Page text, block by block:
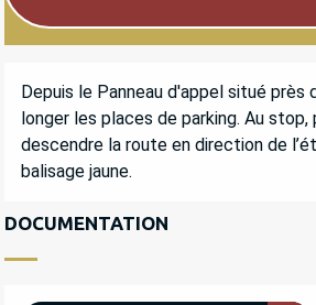
DESCRIPTION
Depuis le Panneau d'appel situé près
longer les places de parking. Au stop,
descendre la route en direction de
balisage jaune.
DOCUMENTATION